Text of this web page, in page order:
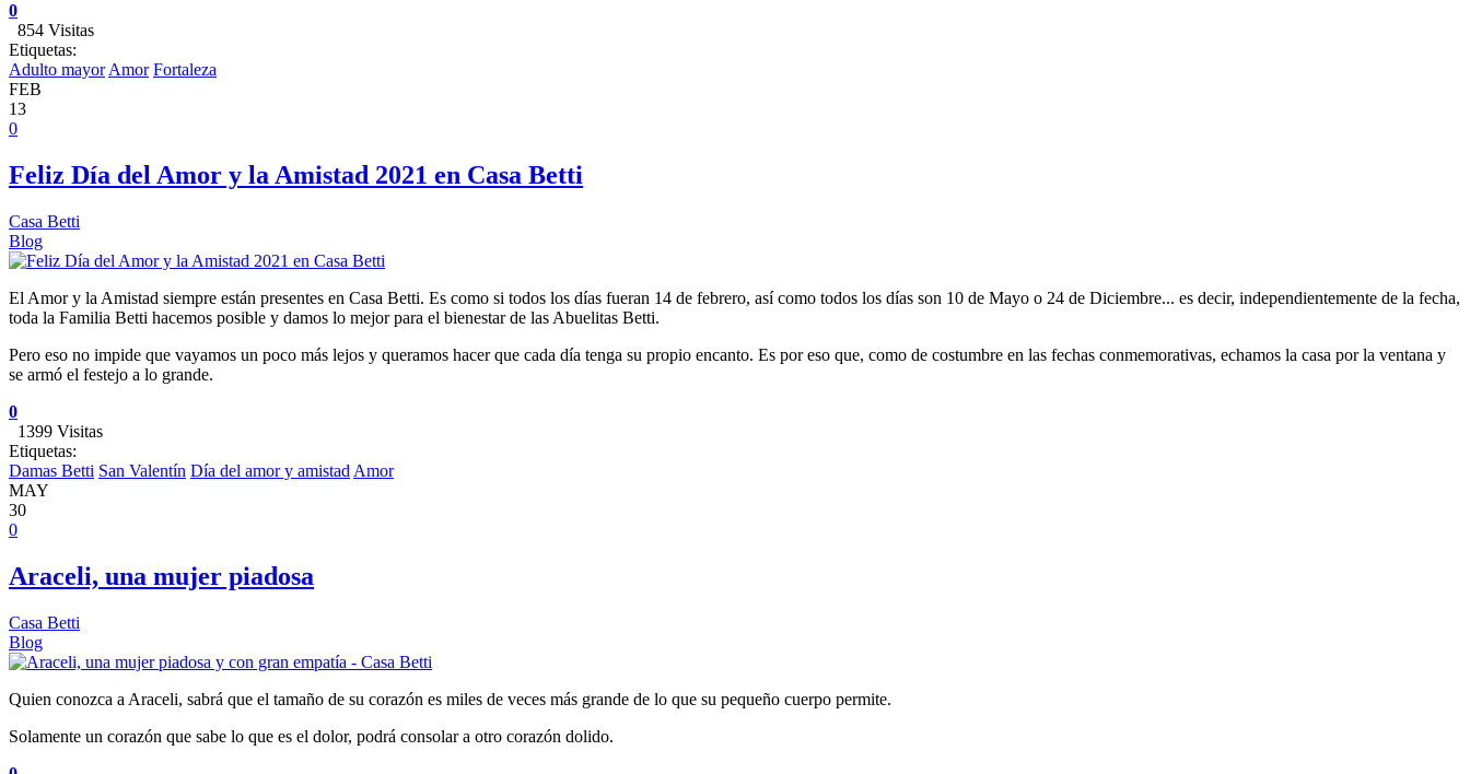
0
854 Visitas
Etiquetas:
Adulto mayor Amor Fortaleza
FEB
13
0
Feliz Día del Amor y la Amistad 2021 en Casa Betti
Casa Betti
Blog
El Amor y la Amistad siempre están presentes en Casa Betti. Es como si todos los días fueran 14 de febrero, así como todos los días son 10 de Mayo o 24 de Diciembre... es decir, independientemente de la fecha,
toda la Familia Betti hacemos posible y damos lo mejor para el bienestar de las Abuelitas Betti.
Pero eso no impide que vayamos un poco más lejos y queramos hacer que cada día tenga su propio encanto. Es por eso que, como de costumbre en las fechas conmemorativas, echamos la casa por la ventana y
se armó el festejo a lo grande.
0
1399 Visitas
Etiquetas:
Damas Betti San Valentín Día del amor y amistad Amor
MAY
30
0
Araceli, una mujer piadosa
Casa Betti
Blog
Quien conozca a Araceli, sabrá que el tamaño de su corazón es miles de veces más grande de lo que su pequeño cuerpo permite.
Solamente un corazón que sabe lo que es el dolor, podrá consolar a otro corazón dolido.